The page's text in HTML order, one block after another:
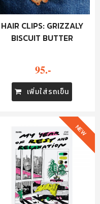
HAIR CLIPS: GRIZZALY
BISCUIT BUTTER
95.-
เพิ่มใส่รถเข็น
NEW